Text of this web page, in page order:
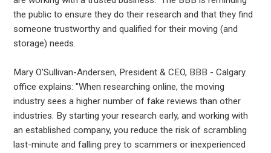
the public to ensure they do their research and that they find
someone trustworthy and qualified for their moving (and
storage) needs.
Mary O'Sullivan-Andersen, President & CEO, BBB - Calgary
office explains: "When researching online, the moving
industry sees a higher number of fake reviews than other
industries. By starting your research early, and working with
an established company, you reduce the risk of scrambling
last-minute and falling prey to scammers or inexperienced